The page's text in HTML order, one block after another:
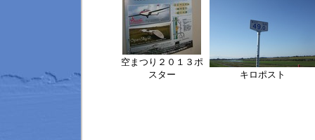
空まつり２０１３ポ
スター
キロポスト